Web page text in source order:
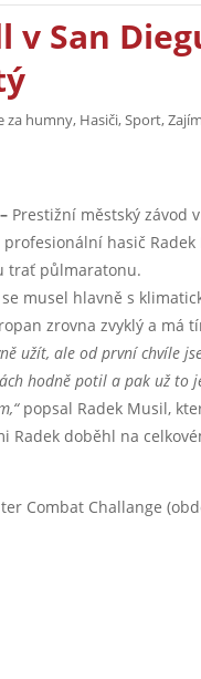
v San
za humny, Hasiči,Sport,
Prestižní městský závod
hasič
trať půlmaratonu.
musel hlavně s
zrovna zvyklý a má
užít, ale od první chvíle
hodně potil a pak už to
popsal Radek Musil,
Radek doběhl na
Combat Challange